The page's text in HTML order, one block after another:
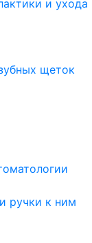
и ухода
щеток
ручки к ним